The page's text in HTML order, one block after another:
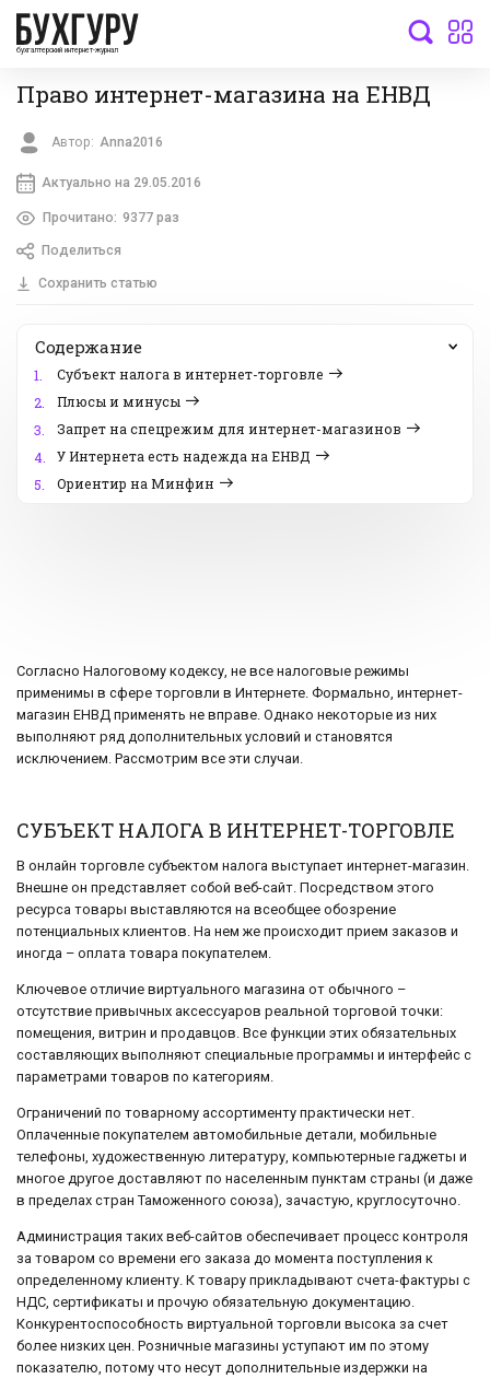
бухгалтерский интернет-журнал
Право интернет-магазина на ЕНВД
Автор: Anna2016
Актуально на 29.05.2016
Прочитано: 9377 раз
Поделиться
Сохранить статью
Содержание
1.
Субъект налога в интернет-торговле
2.
Плюсы и минусы
3.
Запрет на спецрежим для интернет-магазинов
4.
У Интернета есть надежда на ЕНВД
5.
Ориентир на Минфин
Согласно Налоговому кодексу, не все налоговые режимы
применимы в сфере торговли в Интернете. Формально, интернет-
магазин ЕНВД применять не вправе. Однако некоторые из них
выполняют ряд дополнительных условий и становятся
исключением. Рассмотрим все эти случаи.
СУБЪЕКТ НАЛОГА В ИНТЕРНЕТ-ТОРГОВЛЕ
В онлайн торговле субъектом налога выступает интернет-магазин.
Внешне он представляет собой веб-сайт. Посредством этого
ресурса товары выставляются на всеобщее обозрение
потенциальных клиентов. На нем же происходит прием заказов и
иногда – оплата товара покупателем.
Ключевое отличие виртуального магазина от обычного –
отсутствие привычных аксессуаров реальной торговой точки:
помещения, витрин и продавцов. Все функции этих обязательных
составляющих выполняют специальные программы и интерфейс с
параметрами товаров по категориям.
Ограничений по товарному ассортименту практически нет.
Оплаченные покупателем автомобильные детали, мобильные
телефоны, художественную литературу, компьютерные гаджеты и
многое другое доставляют по населенным пунктам страны (и даже
в пределах стран Таможенного союза), зачастую, круглосуточно.
Администрация таких веб-сайтов обеспечивает процесс контроля
за товаром со времени его заказа до момента поступления к
определенному клиенту. К товару прикладывают счета-фактуры с
НДС, сертификаты и прочую обязательную документацию.
Конкурентоспособность виртуальной торговли высока за счет
более низких цен. Розничные магазины уступают им по этому
показателю, потому что несут дополнительные издержки на